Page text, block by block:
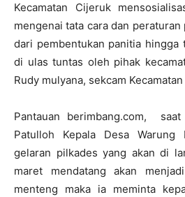
Kecamatan Cijeruk
mengenai tata cara dan peraturan
dari pembentukan panitia hingga
di ulas tuntas oleh pihak
Rudy mulyana, sekcam
Pantauan berimbang.com, saat
Patulloh Kepala Desa Warung
gelaran pilkades yang akan di
maret mendatang akan
menteng maka ia meminta